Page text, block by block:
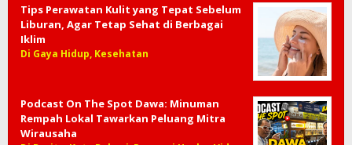
Tips Perawatan Kulit yang Tepat Sebelum
Liburan, Agar Tetap Sehat di Berbagai
Iklim
Di Gaya Hidup, Kesehatan
Podcast On The Spot Dawa: Minuman
Rempah Lokal Tawarkan Peluang Mitra
Wirausaha